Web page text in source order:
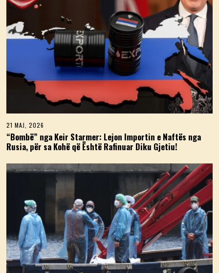
21 MAJ, 2026
M
A
,
2
“Bombë” nga Keir Starmer: Lejon Importin e Naftës nga
Rusia, për sa Kohë që Është Rafinuar Diku Gjetiu!